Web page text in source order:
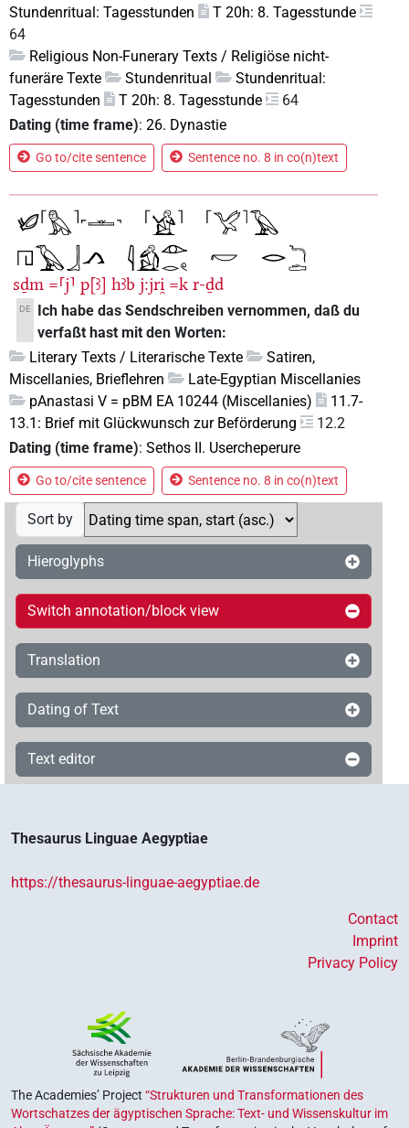
Stundenritual: Tagesstunden
T 20h: 8. Tagesstunde
64
Religious Non-Funerary Texts / Religiöse nicht-
funeräre Texte
Stundenritual
Stundenritual:
Tagesstunden
T 20h: 8. Tagesstunde
64
Dating (time frame): 26. Dynastie
Go to/cite sentence Sentence no. 8 in co(n)text
sḏm =⸢j⸣ p[ꜣ] hꜣb j:jri̯ =k r-ḏd
DE
Ich habe das Sendschreiben vernommen, daß du
verfaßt hast mit den Worten:
Literary Texts / Literarische Texte
Satiren,
Miscellanies, Brieflehren
Late-Egyptian Miscellanies
pAnastasi V = pBM EA 10244 (Miscellanies)
11.7-
13.1: Brief mit Glückwunsch zur Beförderung
12.2
Dating (time frame): Sethos II. Usercheperure
Go to/cite sentence Sentence no. 8 in co(n)text
Sort by
Hieroglyphs
Switch annotation/block view
Translation
Dating of Text
Text editor
Thesaurus Linguae Aegyptiae
https://thesaurus-linguae-aegyptiae.de
Contact
Imprint
Privacy Policy
The Academies’ Project “Strukturen und Transformationen des
Wortschatzes der ägyptischen Sprache: Text- und Wissenskultur im